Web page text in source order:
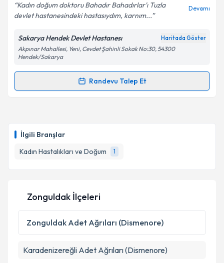
İlgili Branşlar
Kadın Hastalıkları ve Doğum
1
Kişisel verilerimin işlenmesine ilişkin
Aydınlatma
Metni'ni okudum ve kişisel verilerimin belirtilen
kapsamda işlenmesini kabul ediyorum.
Takvim Talebini Gönder
Kadın doğum doktoru Bahadır Bahadırlar'ı Tuzla
devlet hastanesindeki hastasıydım, karnım...
Devamı
Sakarya Hendek Devlet Hastanesı Haritada Göster
Akpınar Mahallesi, Yeni, Cevdet Şahinli Sokak No:30, 54300
Hendek/Sakarya
Randevu Talep Et
Randevu Takvimi Talebi
için bir takvim hazırlandığında e-posta ile
bilgilendireceğiz.
E-posta Adresiniz
Kişisel verilerimin işlenmesine ilişkin
Aydınlatma
Metni'ni okudum ve kişisel verilerimin belirtilen
Zonguldak İlçeleri
Zonguldak Adet Ağrıları (Dismenore)
Karadenizereğli Adet Ağrıları (Dismenore)